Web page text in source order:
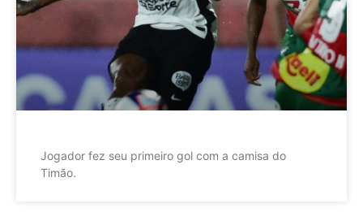
Jogador fez seu primeiro gol com a camisa do
Timão.